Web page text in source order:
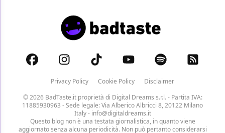
Privacy Policy Cookie Policy
Disclaimer
© 2026 BadTaste.it proprietà di Digital Dreams s.r.l.- Partita IVA:
11885930963 - Sede legale: Via Alberico Albricci 8, 20122 Milano
Italy - info@digitaldreams.it
Questo blog non è una testata giornalistica, in quanto viene
aggiornato senza alcuna periodicità. Non può pertanto considerarsi